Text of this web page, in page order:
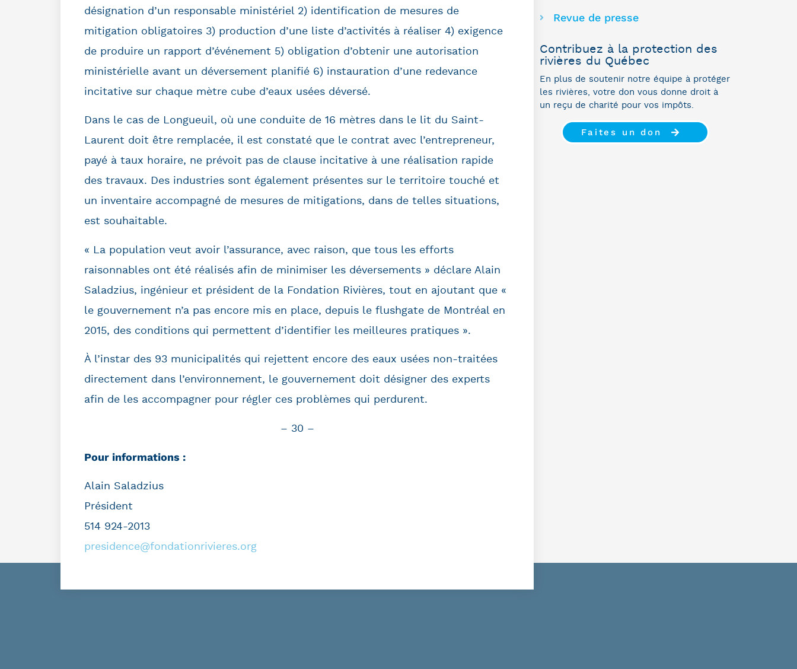
désignation d’un responsable ministériel 2) identification de mesures de
mitigation obligatoires 3) production d’une liste d’activités à réaliser 4) exigence
de produire un rapport d’événement 5) obligation d’obtenir une autorisation
ministérielle avant un déversement planifié 6) instauration d’une redevance
incitative sur chaque mètre cube d’eaux usées déversé.
Dans le cas de Longueuil, où une conduite de 16 mètres dans le lit du Saint-
Laurent doit être remplacée, il est constaté que le contrat avec l’entrepreneur,
payé à taux horaire, ne prévoit pas de clause incitative à une réalisation rapide
des travaux. Des industries sont également présentes sur le territoire touché et
un inventaire accompagné de mesures de mitigations, dans de telles situations,
est souhaitable.
« La population veut avoir l’assurance, avec raison, que tous les efforts
raisonnables ont été réalisés afin de minimiser les déversements » déclare Alain
Saladzius, ingénieur et président de la Fondation Rivières, tout en ajoutant que «
le gouvernement n’a pas encore mis en place, depuis le flushgate de Montréal en
2015, des conditions qui permettent d’identifier les meilleures pratiques ».
À l’instar des 93 municipalités qui rejettent encore des eaux usées non-traitées
directement dans l’environnement, le gouvernement doit désigner des experts
afin de les accompagner pour régler ces problèmes qui perdurent.
– 30 –
Pour informations :
Alain Saladzius
Président
514 924-2013
presidence@fondationrivieres.org
Revue de presse
Contribuez à la protection des
rivières du Québec
En plus de soutenir notre équipe à protéger
les rivières, votre don vous donne droit à
un reçu de charité pour vos impôts.
Faites un don